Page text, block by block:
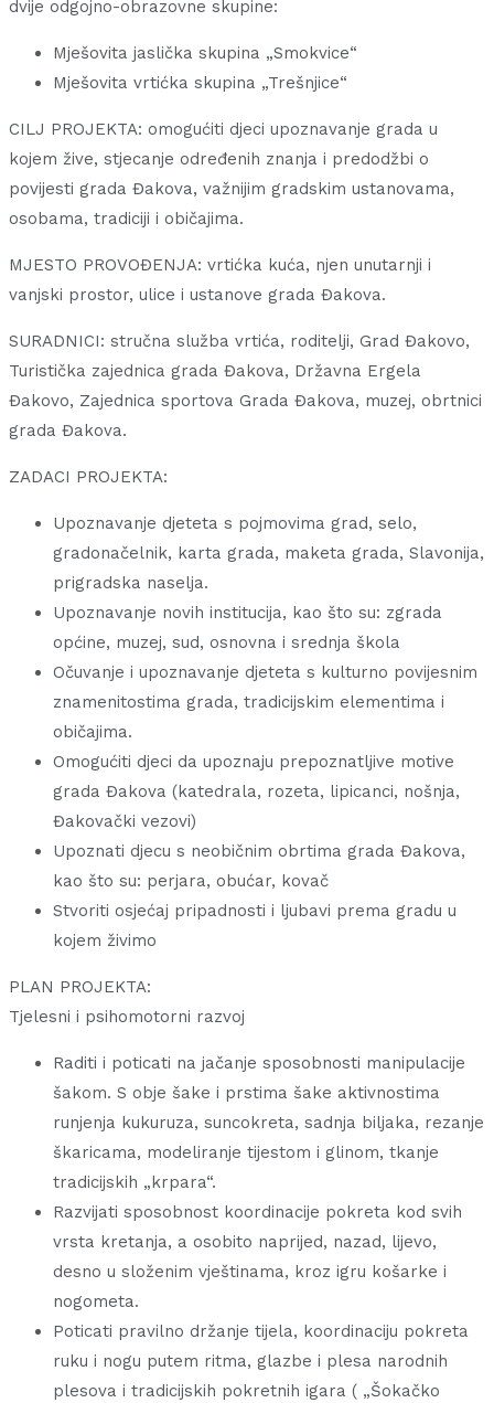
dvije odgojno-obrazovne skupine:
Mješovita jaslička skupina „Smokvice“
Mješovita vrtićka skupina „Trešnjice“
CILJ PROJEKTA: omogućiti djeci upoznavanje grada u
kojem žive, stjecanje određenih znanja i predodžbi o
povijesti grada Đakova, važnijim gradskim ustanovama,
osobama, tradiciji i običajima.
MJESTO PROVOĐENJA: vrtićka kuća, njen unutarnji i
vanjski prostor, ulice i ustanove grada Đakova.
SURADNICI: stručna služba vrtića, roditelji, Grad Đakovo,
Turistička zajednica grada Đakova, Državna Ergela
Đakovo, Zajednica sportova Grada Đakova, muzej, obrtnici
grada Đakova.
ZADACI PROJEKTA:
Upoznavanje djeteta s pojmovima grad, selo,
gradonačelnik, karta grada, maketa grada, Slavonija,
prigradska naselja.
Upoznavanje novih institucija, kao što su: zgrada
općine, muzej, sud, osnovna i srednja škola
Očuvanje i upoznavanje djeteta s kulturno povijesnim
znamenitostima grada, tradicijskim elementima i
običajima.
Omogućiti djeci da upoznaju prepoznatljive motive
grada Đakova (katedrala, rozeta, lipicanci, nošnja,
Đakovački vezovi)
Upoznati djecu s neobičnim obrtima grada Đakova,
kao što su: perjara, obućar, kovač
Stvoriti osjećaj pripadnosti i ljubavi prema gradu u
kojem živimo
PLAN PROJEKTA:
Tjelesni i psihomotorni razvoj
Raditi i poticati na jačanje sposobnosti manipulacije
šakom. S obje šake i prstima šake aktivnostima
runjenja kukuruza, suncokreta, sadnja biljaka, rezanje
škaricama, modeliranje tijestom i glinom, tkanje
tradicijskih „krpara“.
Razvijati sposobnost koordinacije pokreta kod svih
vrsta kretanja, a osobito naprijed, nazad, lijevo,
desno u složenim vještinama, kroz igru košarke i
nogometa.
Poticati pravilno držanje tijela, koordinaciju pokreta
ruku i nogu putem ritma, glazbe i plesa narodnih
plesova i tradicijskih pokretnih igara ( „Šokačko